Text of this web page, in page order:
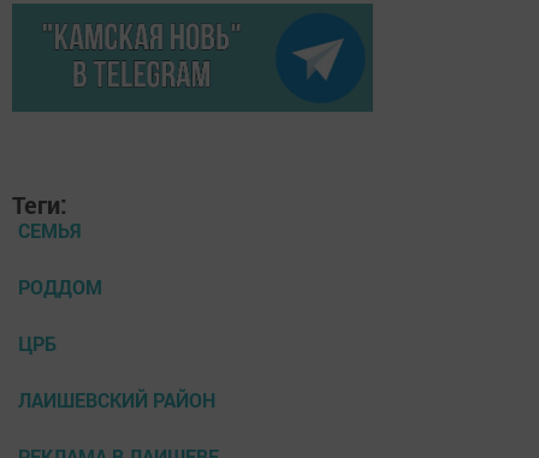
Теги:
СЕМЬЯ
РОДДОМ
ЦРБ
ЛАИШЕВСКИЙ РАЙОН